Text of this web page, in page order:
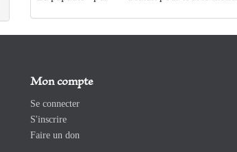
Mon compte
Se connecter
S'inscrire
Faire un don